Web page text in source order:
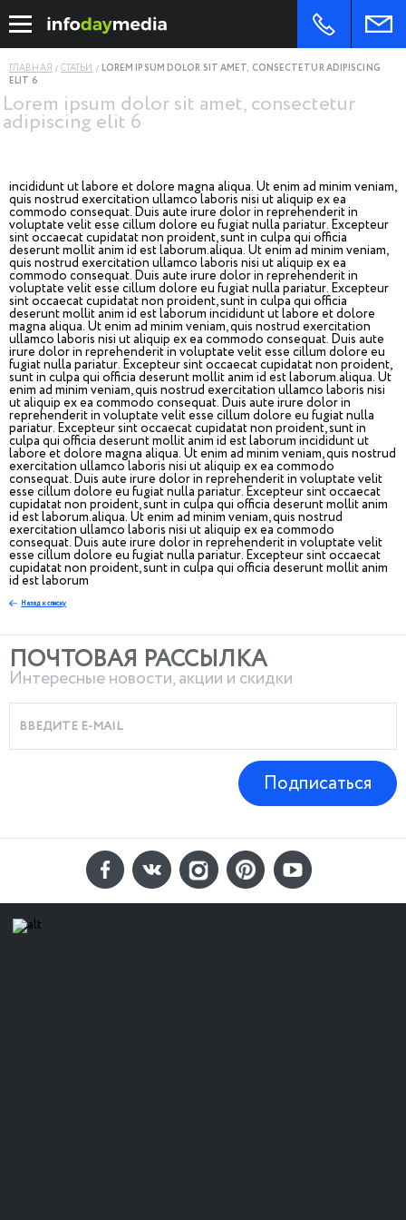
ГЛАВНАЯ СТАТЬИ
LOREM IPSUM DOLOR SIT AMET, CONSECTETUR ADIPISCING
ELIT 6
Lorem ipsum dolor sit amet, consectetur
adipiscing elit 6
incididunt ut labore et dolore magna aliqua. Ut enim ad minim veniam,
quis nostrud exercitation ullamco laboris nisi ut aliquip ex ea
commodo consequat. Duis aute irure dolor in reprehenderit in
voluptate velit esse cillum dolore eu fugiat nulla pariatur. Excepteur
sint occaecat cupidatat non proident, sunt in culpa qui officia
deserunt mollit anim id est laborum.aliqua. Ut enim ad minim veniam,
quis nostrud exercitation ullamco laboris nisi ut aliquip ex ea
commodo consequat. Duis aute irure dolor in reprehenderit in
voluptate velit esse cillum dolore eu fugiat nulla pariatur. Excepteur
sint occaecat cupidatat non proident, sunt in culpa qui officia
deserunt mollit anim id est laborum incididunt ut labore et dolore
magna aliqua. Ut enim ad minim veniam, quis nostrud exercitation
ullamco laboris nisi ut aliquip ex ea commodo consequat. Duis aute
irure dolor in reprehenderit in voluptate velit esse cillum dolore eu
fugiat nulla pariatur. Excepteur sint occaecat cupidatat non proident,
sunt in culpa qui officia deserunt mollit anim id est laborum.aliqua. Ut
enim ad minim veniam, quis nostrud exercitation ullamco laboris nisi
ut aliquip ex ea commodo consequat. Duis aute irure dolor in
reprehenderit in voluptate velit esse cillum dolore eu fugiat nulla
pariatur. Excepteur sint occaecat cupidatat non proident, sunt in
culpa qui officia deserunt mollit anim id est laborum incididunt ut
labore et dolore magna aliqua. Ut enim ad minim veniam, quis nostrud
exercitation ullamco laboris nisi ut aliquip ex ea commodo
consequat. Duis aute irure dolor in reprehenderit in voluptate velit
esse cillum dolore eu fugiat nulla pariatur. Excepteur sint occaecat
cupidatat non proident, sunt in culpa qui officia deserunt mollit anim
id est laborum.aliqua. Ut enim ad minim veniam, quis nostrud
exercitation ullamco laboris nisi ut aliquip ex ea commodo
consequat. Duis aute irure dolor in reprehenderit in voluptate velit
esse cillum dolore eu fugiat nulla pariatur. Excepteur sint occaecat
cupidatat non proident, sunt in culpa qui officia deserunt mollit anim
id est laborum
Назад к списку
ПОЧТОВАЯ РАССЫЛКА
Интересные новости, акции и скидки
Подписаться